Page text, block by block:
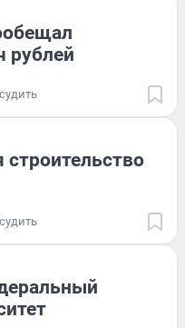
рублей
строительство